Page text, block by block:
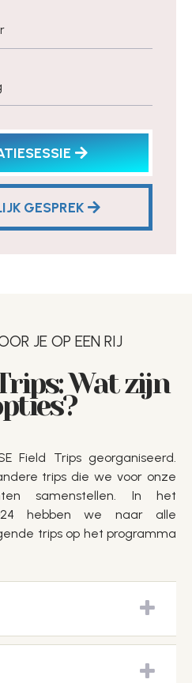
GESPREK
JE OP EEN RIJ
Wat zijn
Field Trips georganiseerd.
trips die we voor onze
samenstellen. In het
hebben we naar alle
trips op het programma